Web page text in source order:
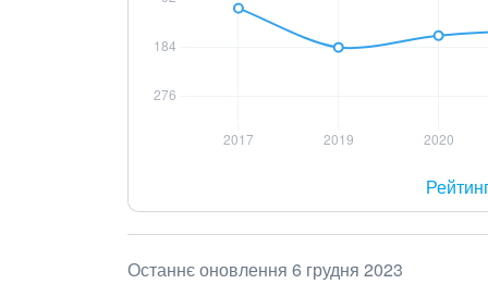
Останнє оновлення 6 грудня 2023